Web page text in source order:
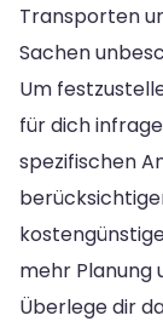
Transporten
Sachen
Um
für dich
spezifischen
mehr Planung
Überlege dir